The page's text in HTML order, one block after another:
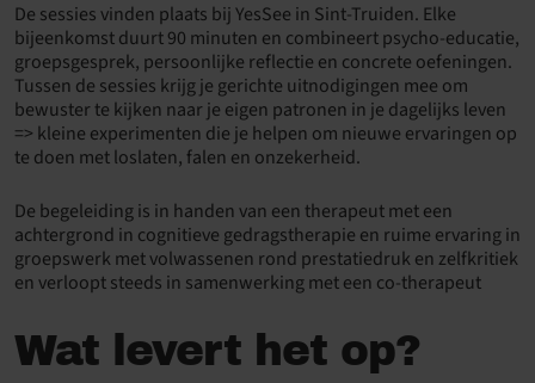
De sessies vinden plaats bij YesSee in Sint-Truiden. Elke
bijeenkomst duurt 90 minuten en combineert psycho-educatie,
groepsgesprek, persoonlijke reflectie en concrete oefeningen.
Tussen de sessies krijg je gerichte uitnodigingen mee om
bewuster te kijken naar je eigen patronen in je dagelijks leven
=> kleine experimenten die je helpen om nieuwe ervaringen op
te doen met loslaten, falen en onzekerheid.
De begeleiding is in handen van een therapeut met een
achtergrond in cognitieve gedragstherapie en ruime ervaring in
groepswerk met volwassenen rond prestatiedruk en zelfkritiek
en verloopt steeds in samenwerking met een co-therapeut
Wat levert het op?